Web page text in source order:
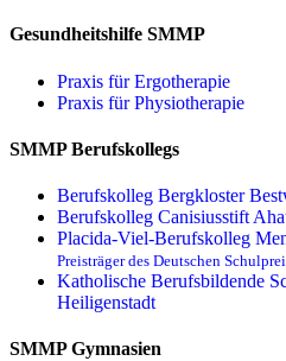
Gesundheitshilfe SMMP
Praxis für Ergo­therapie
Praxis für Physio­therapie
SMMP Berufskollegs
Berufskolleg Bergkloster
Berufskolleg Canisiusstift
Placida-Viel-Berufskolleg
Preisträger des Deutschen
Katholische Berufsbildende
Heiligenstadt
SMMP Gymnasien